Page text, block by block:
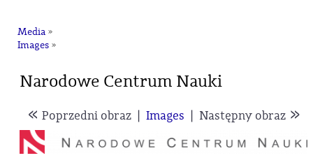
Media »
Images »
Narodowe Centrum Nauki
« Poprzedni obraz | Images | Następny obraz»